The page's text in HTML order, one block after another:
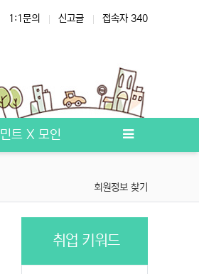
1:1문의 신고글 접속자 340
민트 X 모인
회원정보 찾기
취업 키워드